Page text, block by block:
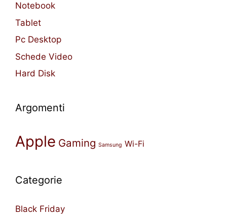
Notebook
Tablet
Pc Desktop
Schede Video
Hard Disk
Argomenti
Apple Gaming Samsung Wi-Fi
Categorie
Black Friday